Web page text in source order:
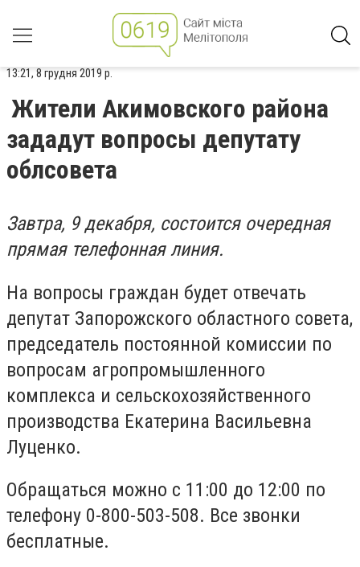
13:21, 8 грудня 2019 р.
Жители Акимовского района
зададут вопросы депутату
облсовета
Завтра, 9 декабря, состоится очередная
прямая телефонная линия.
На вопросы граждан будет отвечать
депутат Запорожского областного совета,
председатель постоянной комиссии по
вопросам агропромышленного
комплекса и сельскохозяйственного
производства Екатерина Васильевна
Луценко.
Обращаться можно с 11:00 до 12:00 по
телефону 0-800-503-508. Все звонки
бесплатные.